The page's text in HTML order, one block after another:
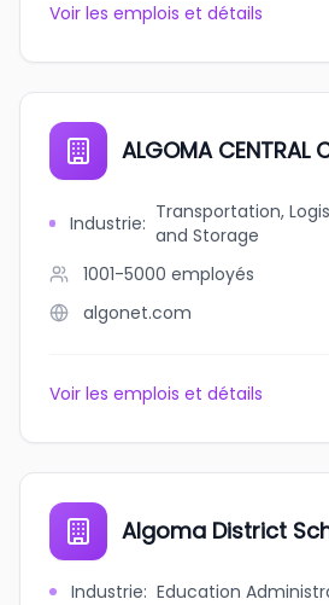
Voir les emplois et détails
ALGOMA CENTRAL
Industrie: Transportation,
and Storage
1001-5000 employés
algonet.com
Voir les emplois et détails
Algoma District
Industrie: Education